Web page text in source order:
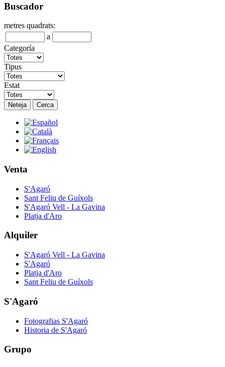
Buscador
metres quadrats:
a
Categoría
Tipus
Estat
Neteja Cerca
Venta
S'Agaró
Sant Feliu de Guíxols
S'Agaró Vell - La Gavina
Platja d'Aro
Alquiler
S'Agaró Vell - La Gavina
S'Agaró
Platja d'Aro
Sant Feliu de Guíxols
S'Agaró
Fotografias S'Agaró
Historia de S'Agaró
Grupo